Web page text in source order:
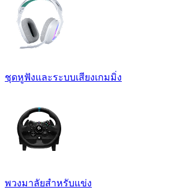
ชุดหูฟังและระบบเสียงเกมมิ่ง
พวงมาลัยสำหรับแข่ง